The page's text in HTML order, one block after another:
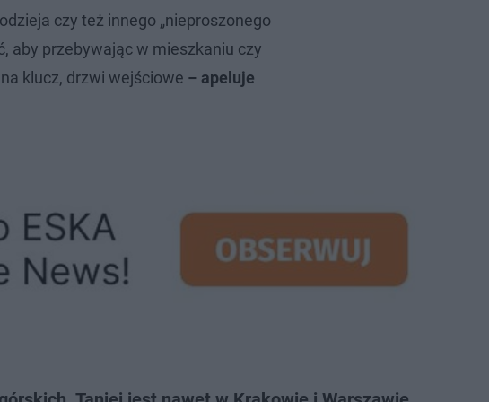
czy też innego „nieproszonego
aby przebywając w mieszkaniu czy
klucz, drzwi wejściowe – apeluje